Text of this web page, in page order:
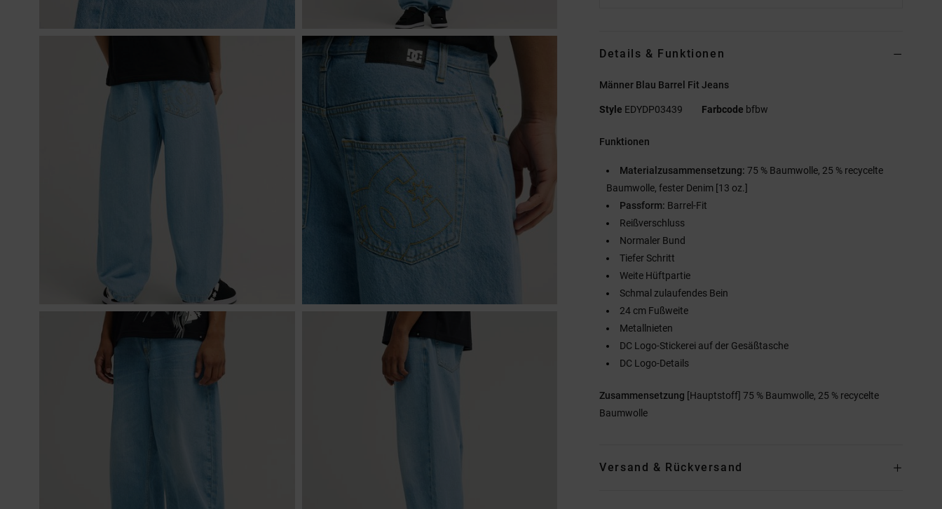
Details & Funktionen
Männer Blau Barrel Fit Jeans
Style EDYDP03439 Farbcode bfbw
Funktionen
Materialzusammensetzung: 75 % Baumwolle, 25 % recycelte
Baumwolle, fester Denim [13 oz.]
Passform: Barrel-Fit
Reißverschluss
Normaler Bund
Tiefer Schritt
Weite Hüftpartie
Schmal zulaufendes Bein
24 cm Fußweite
Metallnieten
DC Logo-Stickerei auf der Gesäßtasche
DC Logo-Details
Zusammensetzung [Hauptstoff] 75 % Baumwolle, 25 % recycelte
Baumwolle
Versand & Rückversand